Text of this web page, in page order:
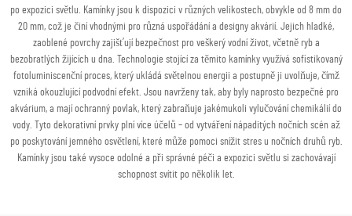
po expozici světlu. Kamínky jsou k dispozici v různých velikostech, obvykle od 8 mm do
20 mm, což je činí vhodnými pro různá uspořádání a designy akvárií. Jejich hladké,
zaoblené povrchy zajišťují bezpečnost pro veškerý vodní život, včetně ryb a
bezobratlých žijících u dna. Technologie stojící za těmito kamínky využívá sofistikovaný
fotoluminiscenční proces, který ukládá světelnou energii a postupně ji uvolňuje, čímž
vzniká okouzlující podvodní efekt. Jsou navrženy tak, aby byly naprosto bezpečné pro
akvárium, a mají ochranný povlak, který zabraňuje jakémukoli vylučování chemikálií do
vody. Tyto dekorativní prvky plní více účelů – od vytváření nápaditých nočních scén až
po poskytování jemného osvětlení, které může pomoci snížit stres u nočních druhů ryb.
Kamínky jsou také vysoce odolné a při správné péči a expozici světlu si zachovávají
schopnost svítit po několik let.